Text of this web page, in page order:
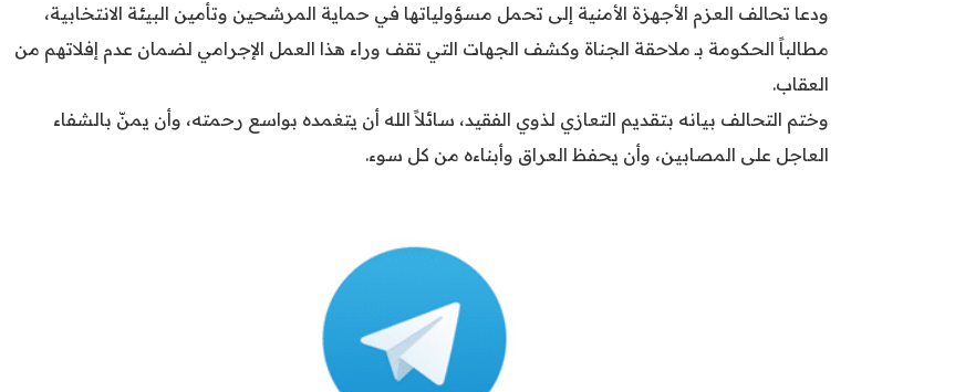
ودعا تحالف العزم الأجهزة الأمنية إلى تحمل مسؤولياتها في حماية المرشحين وتأمين البيئة الانتخابية،
مطالباً الحكومة بـ ملاحقة الجناة وكشف الجهات التي تقف وراء هذا العمل الإجرامي لضمان عدم إفلاتهم من
العقاب.
وختم التحالف بيانه بتقديم التعازي لذوي الفقيد، سائلاً الله أن يتغمده بواسع رحمته، وأن يمنّ بالشفاء
العاجل على المصابين، وأن يحفظ العراق وأبناءه من كل سوء.